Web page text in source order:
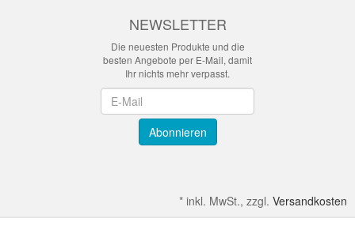
NEWSLETTER
Die neuesten Produkte und die
besten Angebote per E-Mail, damit
Ihr nichts mehr verpasst.
Abonnieren
* inkl. MwSt., zzgl. Versandkosten